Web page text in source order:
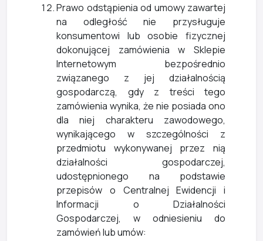
Prawo odstąpienia od umowy zawartej
na odległość nie przysługuje
konsumentowi lub osobie fizycznej
dokonującej zamówienia w Sklepie
Internetowym bezpośrednio
związanego z jej działalnością
gospodarczą, gdy z treści tego
zamówienia wynika, że nie posiada ono
dla niej charakteru zawodowego,
wynikającego w szczególności z
przedmiotu wykonywanej przez nią
działalności gospodarczej,
udostępnionego na podstawie
przepisów o Centralnej Ewidencji i
Informacji o Działalności
Gospodarczej, w odniesieniu do
zamówień lub umów: